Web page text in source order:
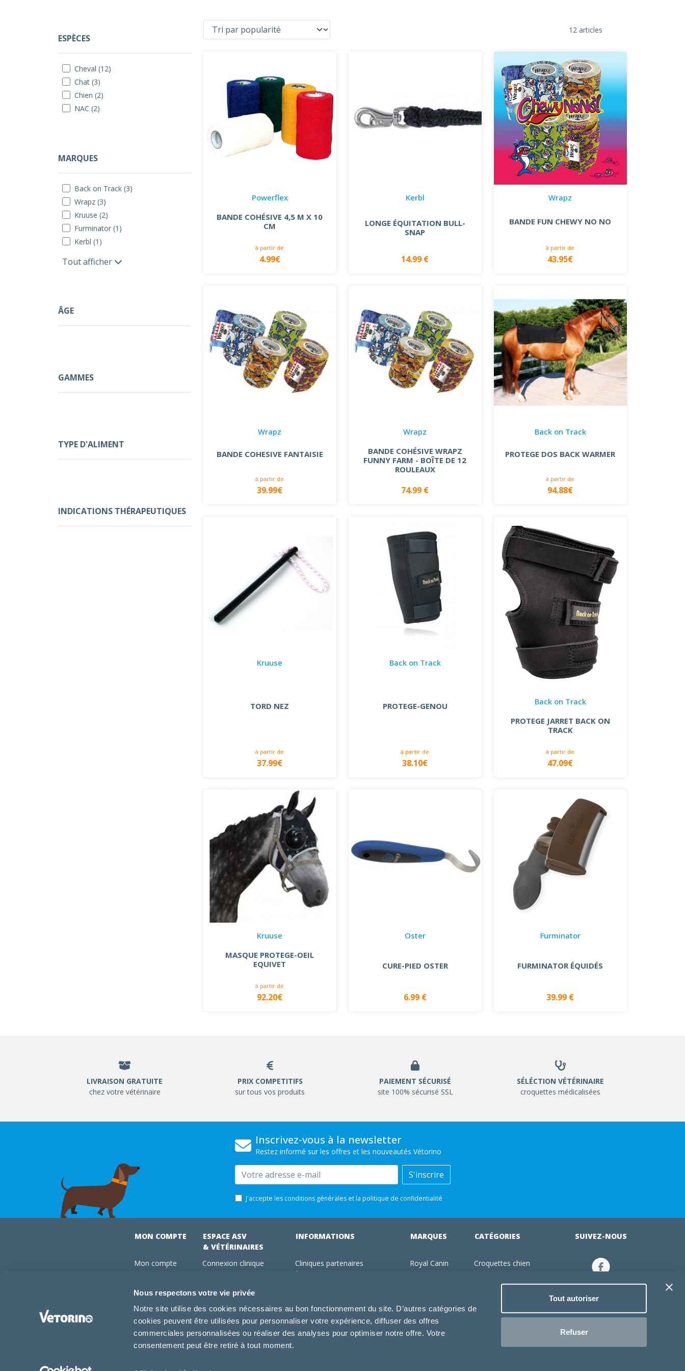
Nous respectons votre vie privée
Notre site utilise des cookies nécessaires au bon fonctionnement du site. D’autres catégories de
cookies peuvent être utilisées pour personnaliser votre expérience, diffuser des offres
commerciales personnalisées ou réaliser des analyses pour optimiser notre offre. Votre
consentement peut être retiré à tout moment.
Tout autoriser
Refuser
ESPÈCES
Cheval (12)
Chat (3)
Chien (2)
NAC (2)
MARQUES
Back on Track (3)
Wrapz (3)
Kruuse (2)
Furminator (1)
Kerbl (1)
Tout afficher
ÂGE
GAMMES
TYPE D'ALIMENT
INDICATIONS THÉRAPEUTIQUES
12 articles
Powerflex
BANDE COHÉSIVE 4,5 M X 10
CM
à partir de
4.99€
Kerbl
LONGE ÉQUITATION BULL-
SNAP
14.99 €
Wrapz
BANDE FUN CHEWY NO NO
à partir de
43.95€
Wrapz
BANDE COHESIVE FANTAISIE
à partir de
39.99€
Wrapz
BANDE COHÉSIVE WRAPZ
FUNNY FARM - BOÎTE DE 12
ROULEAUX
74.99 €
Back on Track
PROTEGE DOS BACK WARMER
à partir de
94.88€
Kruuse
TORD NEZ
à partir de
37.99€
Back on Track
PROTEGE-GENOU
à partir de
38.10€
Back on Track
PROTEGE JARRET BACK ON
TRACK
à partir de
47.09€
Kruuse
MASQUE PROTEGE-OEIL
EQUIVET
à partir de
92.20€
Oster
CURE-PIED OSTER
6.99 €
Furminator
FURMINATOR ÉQUIDÉS
39.99 €
LIVRAISON GRATUITE
chez votre vétérinaire
PRIX COMPETITIFS
sur tous vos produits
PAIEMENT SÉCURISÉ
site 100% sécurisé SSL
SÉLÉCTION VÉTÉRINAIRE
croquettes médicalisées
Inscrivez-vous à la newsletter
Restez informé sur les offres et les nouveautés Vétorino
Email S'inscrire
J'accepte les conditions générales et la politique de confidentialité
MON COMPTE
Mon compte
Mes abonnements
Conseils vétos
FAQ
ESPACE ASV
& VÉTÉRINAIRES
Connexion clinique
Abonnements
Devenir adhérent Vétorino
INFORMATIONS
Cliniques partenaires
Utilisation des cookies
Conditions générales d'utilisation
MARQUES
Royal Canin
Specific
Dechra
Tonivet
CATÉGORIES
Croquettes chien
Jouets chien
Produits vétérinaire chien
Jouets chat
SUIVEZ-NOUS